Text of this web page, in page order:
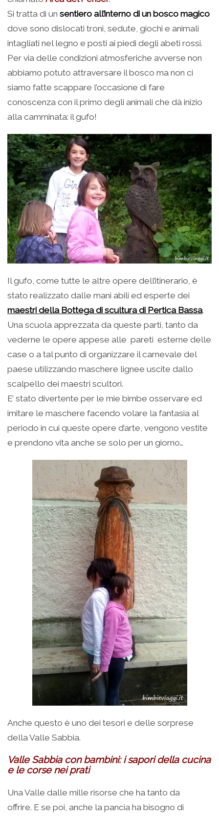
Si tratta di un sentiero all’interno di un bosco magico
dove sono dislocati troni, sedute, giochi e animali
intagliati nel legno e posti ai piedi degli abeti rossi.
Per via delle condizioni atmosferiche avverse non
abbiamo potuto attraversare il bosco ma non ci
siamo fatte scappare l’occasione di fare
conoscenza con il primo degli animali che dà inizio
alla camminata: il gufo!
Il gufo, come tutte le altre opere dell’itinerario, è
stato realizzato dalle mani abili ed esperte dei
maestri della Bottega di scultura di Pertica Bassa.
Una scuola apprezzata da queste parti, tanto da
vederne le opere appese alle pareti esterne delle
case o a tal punto di organizzare il carnevale del
paese utilizzando maschere lignee uscite dallo
scalpello dei maestri scultori.
E’ stato divertente per le mie bimbe osservare ed
imitare le maschere facendo volare la fantasia al
periodo in cui queste opere d’arte, vengono vestite
e prendono vita anche se solo per un giorno…
Anche questo è uno dei tesori e delle sorprese
della Valle Sabbia.
Valle Sabbia con bambini: i sapori della cucina
e le corse nei prati
Una Valle dalle mille risorse che ha tanto da
offrire. E se poi, anche la pancia ha bisogno di